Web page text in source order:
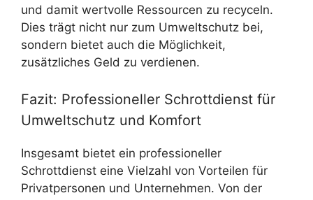
und damit wertvolle Ressourcen zu recyceln.
Dies trägt nicht nur zum Umweltschutz bei,
sondern bietet auch die Möglichkeit,
zusätzliches Geld zu verdienen.
Fazit: Professioneller Schrottdienst für
Umweltschutz und Komfort
Insgesamt bietet ein professioneller
Schrottdienst eine Vielzahl von Vorteilen für
Privatpersonen und Unternehmen. Von der